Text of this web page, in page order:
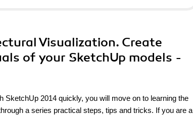
Visualization. Create
of your SketchUp models -
SketchUp 2014 quickly, you will move on to learning the
a series practical steps, tips and tricks. If you are a